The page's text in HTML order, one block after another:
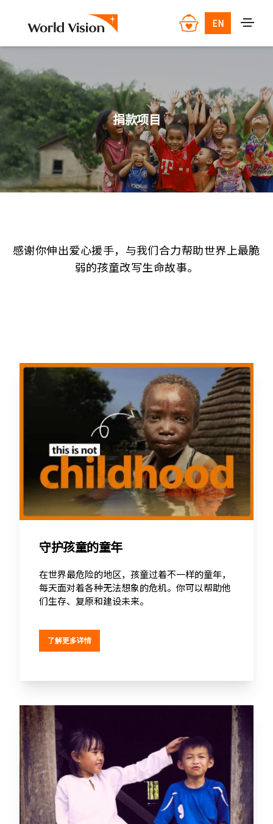
EN
捐款项目
感谢你伸出爱心援手，与我们合力帮助世界上最脆
弱的孩童改写生命故事。
守护孩童的童年
在世界最危险的地区，孩童过着不一样的童年，
每天面对着各种无法想象的危机。你可以帮助他
们生存、复原和建设未来。
了解更多详情